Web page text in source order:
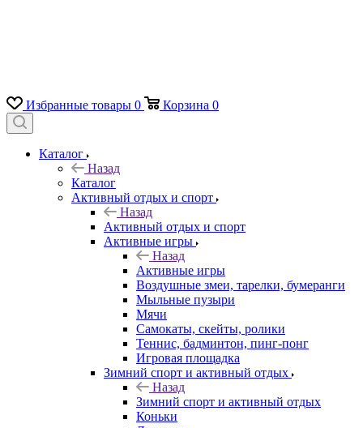
Избранные товары 0 Корзина 0
Каталог
Назад
Каталог
Активный отдых и спорт
Назад
Активный отдых и спорт
Активные игры
Назад
Активные игры
Воздушные змеи, тарелки, бумеранги
Мыльные пузыри
Мячи
Самокаты, скейты, ролики
Теннис, бадминтон, пинг-понг
Игровая площадка
Зимний спорт и активный отдых
Назад
Зимний спорт и активный отдых
Коньки